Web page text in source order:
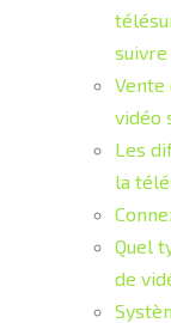
suivre
Vente
vidéo
Les
la
Quel
de